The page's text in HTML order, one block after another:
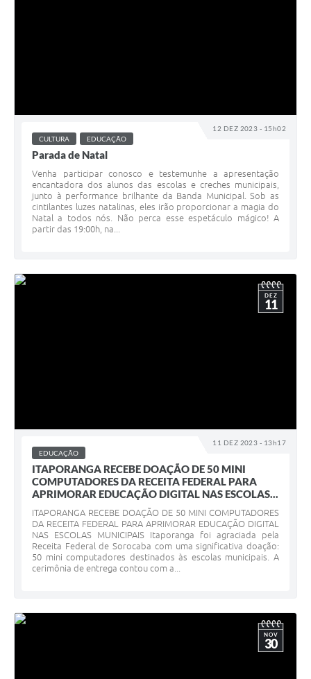
12 DEZ 2023 - 15h02
CULTURA EDUCAÇÃO
Parada de Natal
Venha participar conosco e testemunhe a apresentação
encantadora dos alunos das escolas e creches municipais,
junto à performance brilhante da Banda Municipal. Sob as
cintilantes luzes natalinas, eles irão proporcionar a magia do
Natal a todos nós. Não perca esse espetáculo mágico! A
partir das 19:00h, na...
11 DEZ 2023 - 13h17
DEZ
11
EDUCAÇÃO
ITAPORANGA RECEBE DOAÇÃO DE 50 MINI
COMPUTADORES DA RECEITA FEDERAL PARA
APRIMORAR EDUCAÇÃO DIGITAL NAS ESCOLAS...
ITAPORANGA RECEBE DOAÇÃO DE 50 MINI COMPUTADORES
DA RECEITA FEDERAL PARA APRIMORAR EDUCAÇÃO DIGITAL
NAS ESCOLAS MUNICIPAIS Itaporanga foi agraciada pela
Receita Federal de Sorocaba com uma significativa doação:
50 mini computadores destinados às escolas municipais. A
cerimônia de entrega contou com a...
NOV
30